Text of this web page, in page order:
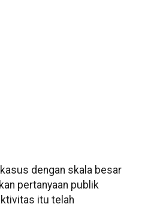
dengan skala besar
pertanyaan publik
itu telah